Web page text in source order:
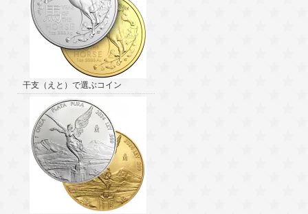
干支（えと）で選ぶコイン